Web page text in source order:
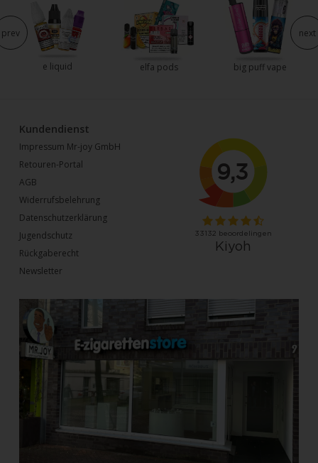
e liquid elfa pods big puff vape
prev next
Kundendienst
Impressum Mr-joy GmbH
Retouren-Portal
AGB
Widerrufsbelehrung
Datenschutzerklärung
Jugendschutz
Rückgaberecht
Newsletter